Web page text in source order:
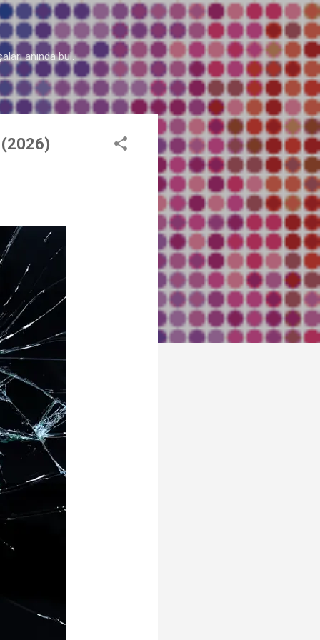
anında bul.
(2026)